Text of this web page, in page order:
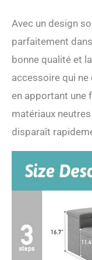
Avec un design
parfaitement
bonne qualité et
accessoire qui
en apportant une
matériaux
disparaît